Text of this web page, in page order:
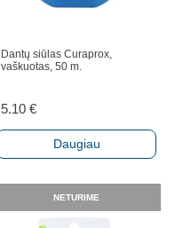
Dantų siūlas Curaprox,
vaškuotas, 50 m.
5.10 €
Daugiau
NETURIME